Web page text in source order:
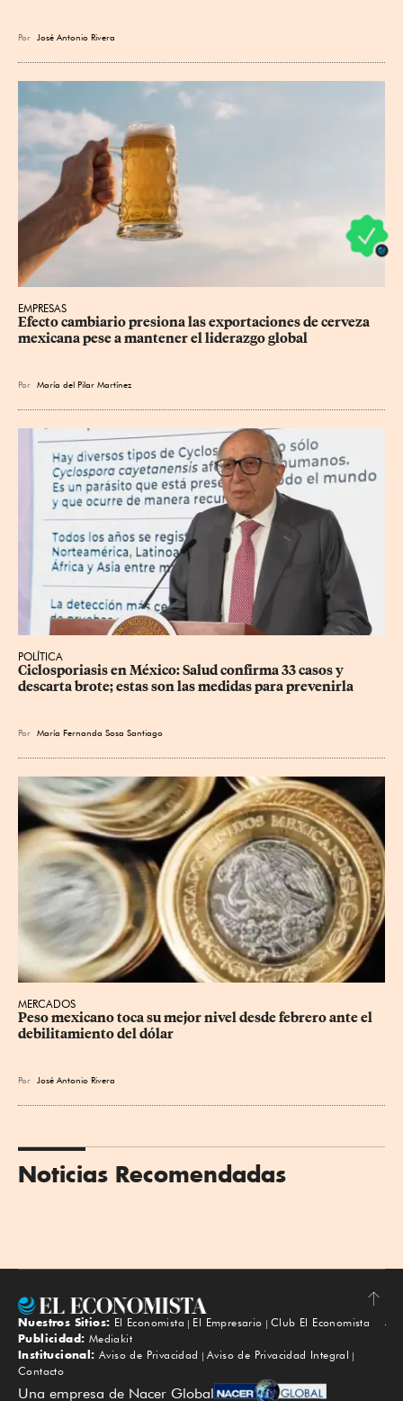
Por José Antonio Rivera
EMPRESAS
Efecto cambiario presiona las exportaciones de cerveza
mexicana pese a mantener el liderazgo global
Por María del Pilar Martínez
POLÍTICA
Ciclosporiasis en México: Salud confirma 33 casos y
descarta brote; estas son las medidas para prevenirla
Por María Fernanda Sosa Santiago
MERCADOS
Peso mexicano toca su mejor nivel desde febrero ante el
debilitamiento del dólar
Por José Antonio Rivera
Noticias Recomendadas
Subir
Nuestros Sitios: El Economista El Empresario
Club El Economista
Publicidad: Mediakit
Institucional: Aviso de Privacidad
Aviso de Privacidad Integral
Contacto
Una empresa de Nacer Global